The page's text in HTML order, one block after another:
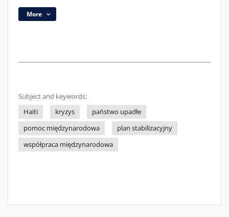
More
Subject and keywords:
Haiti
kryzys
państwo upadłe
pomoc międzynarodowa
plan stabilizacyjny
współpraca międzynarodowa